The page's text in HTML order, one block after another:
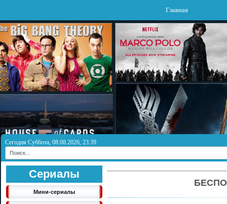
Главная
Сегодня Суббота, 08.08.2026, 23:39
Сериалы
Мини-сериалы